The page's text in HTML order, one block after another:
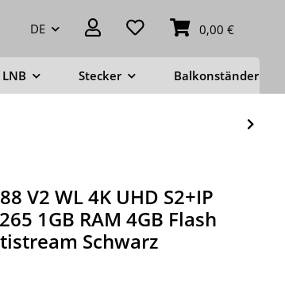
DE 0,00 €
Stecker Balkonständer
V2 WL 4K UHD S2+IP
1GB RAM 4GB Flash
Schwarz